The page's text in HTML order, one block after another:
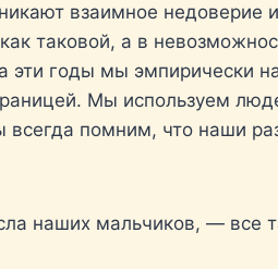
взаимное недоверие
таковой, а в
эти годы мы эмпирически
Мы используем
помним, что наши
наших мальчиков, — все